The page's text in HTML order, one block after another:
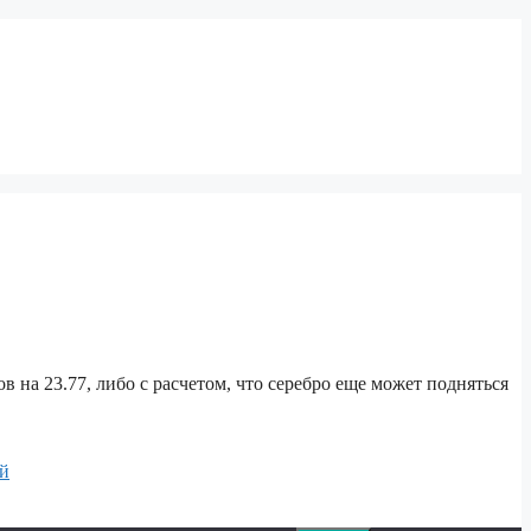
23.77, либо с расчетом, что серебро еще может подняться